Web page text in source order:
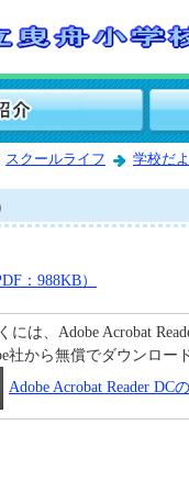
スクールライフ 学校だ
：988KB）
は、Adobe Acrobat
社から無償でダウンロー
Adobe Acrobat Reader DC